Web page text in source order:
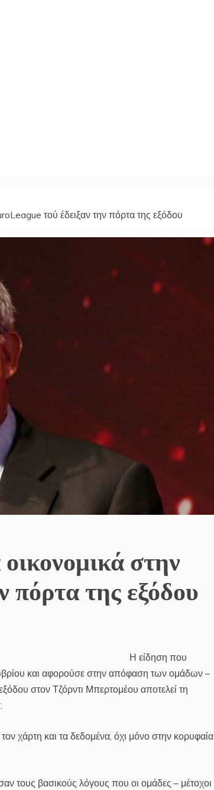
τού έδειξαν την πόρτα της εξόδου
στην
πόρτα της εξόδου
Η είδηση που
και αφορούσε στην απόφαση των ομάδων –
στον Τζόρντι Μπερτομέου αποτελεί τη
χάρτη και τα δεδομένα, όχι μόνο στην κορυφαία
τους βασικούς λόγους που οι ομάδες – μέτοχοι